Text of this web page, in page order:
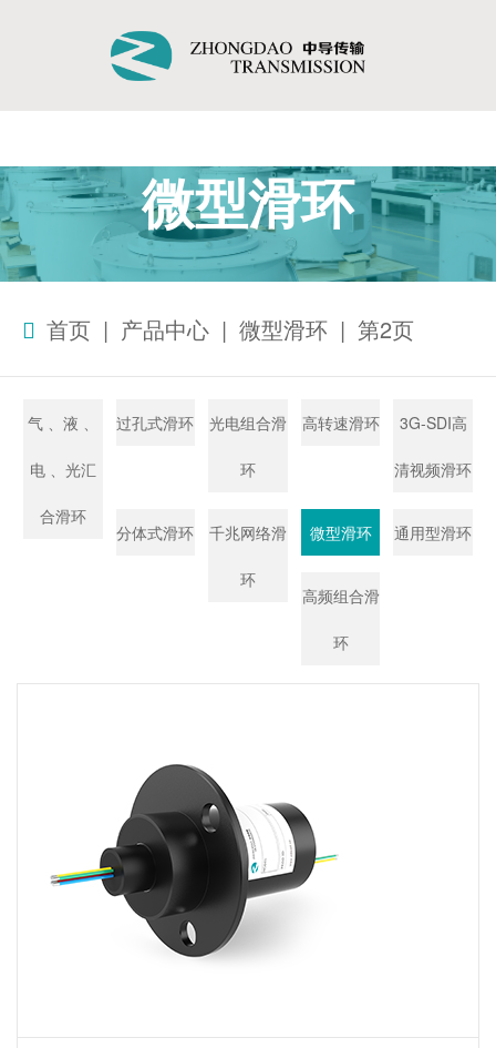
微型滑环
首页 | 产品中心 | 微型滑环 | 第2页
气 、液 、
电 、光汇
合滑环
过孔式滑环 光电组合滑
环
高转速滑环 3G-SDI高
清视频滑环
分体式滑环 千兆网络滑
环
微型滑环 通用型滑环
高频组合滑
环